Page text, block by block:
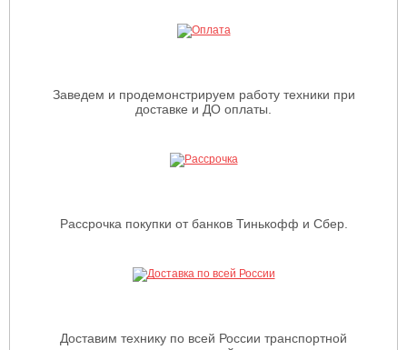
Заведем и продемонстрируем работу техники при
доставке и ДО оплаты.
Рассрочка покупки от банков Тинькофф и Сбер.
Доставим технику по всей России транспортной